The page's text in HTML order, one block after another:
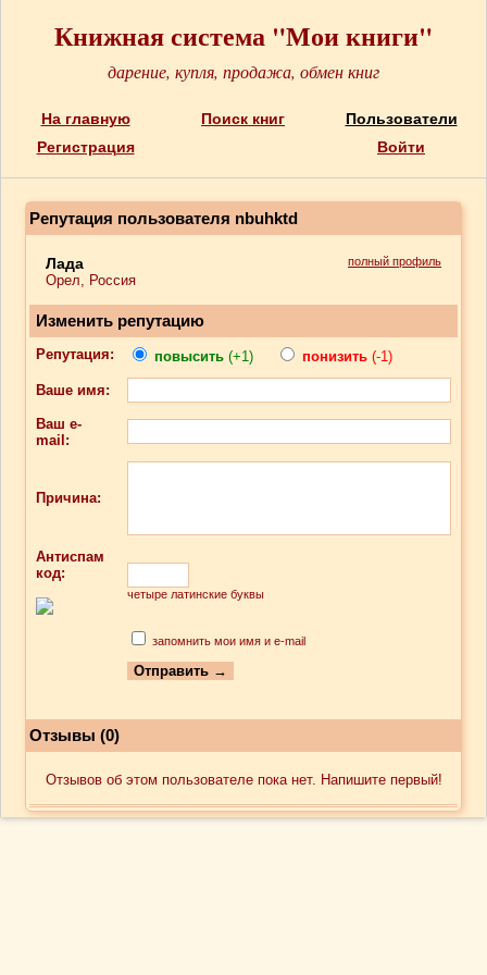
Книжная система "Мои книги"
дарение, купля, продажа, обмен книг
На главную Поиск книг
Пользователи
Регистрация
Войти
Репутация пользователя nbuhktd
Лада
Орел, Россия
полный профиль
Изменить репутацию
Репутация: повысить (+1) понизить (-1)
Ваше имя:
Ваш e-
mail:
Причина:
Антиспам
код:
четыре латинские буквы
запомнить мои имя и e-mail
Отзывы (0)
Отзывов об этом пользователе пока нет. Напишите первый!